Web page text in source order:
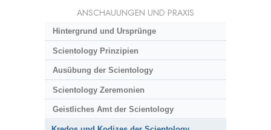
ANSCHAUUNGEN UND PRAXIS
Hintergrund und Ursprünge
Scientology Prinzipien
Ausübung der Scientology
Scientology Zeremonien
Geistliches Amt der Scientology